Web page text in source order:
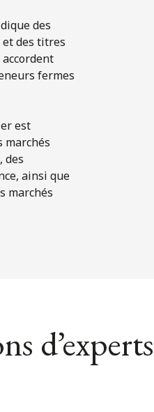
des
des titres
fermes
est
marchés
des
ainsi que
marchés
d’experts